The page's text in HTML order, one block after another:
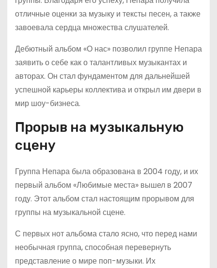
отличные оценки за музыку и тексты песен, а также
завоевала сердца множества слушателей.
Дебютный альбом «О нас» позволил группе Непара
заявить о себе как о талантливых музыкантах и
авторах. Он стал фундаментом для дальнейшей
успешной карьеры коллектива и открыл им двери в
мир шоу-бизнеса.
Прорыв на музыкальную
сцену
Группа Непара была образована в 2004 году, и их
первый альбом «Любимые места» вышел в 2007
году. Этот альбом стал настоящим прорывом для
группы на музыкальной сцене.
С первых нот альбома стало ясно, что перед нами
необычная группа, способная перевернуть
представление о мире поп-музыки. Их